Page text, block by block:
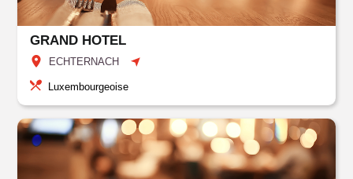
GRAND HOTEL
ECHTERNACH
Luxembourgeoise